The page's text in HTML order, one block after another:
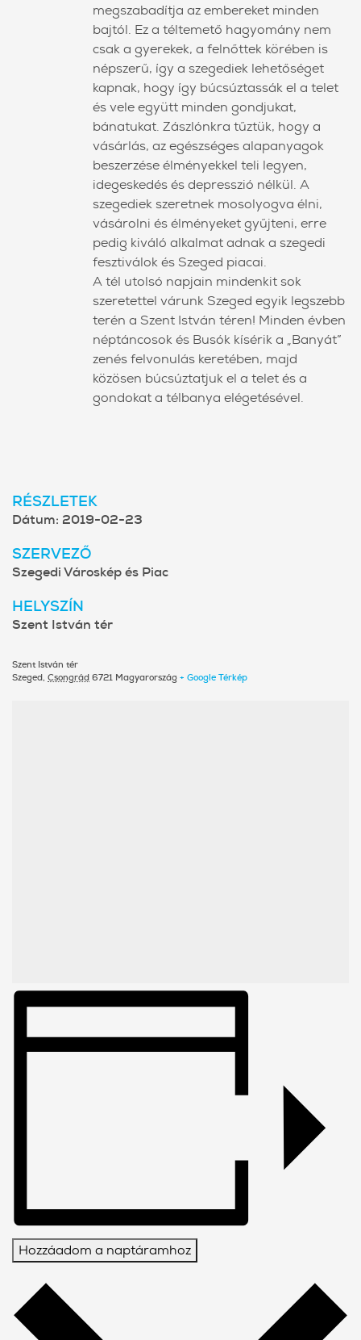
megszabadítja az embereket minden
bajtól. Ez a téltemető hagyomány nem
csak a gyerekek, a felnőttek körében is
népszerű, így a szegediek lehetőséget
kapnak, hogy így búcsúztassák el a telet
és vele együtt minden gondjukat,
bánatukat. Zászlónkra tűztük, hogy a
vásárlás, az egészséges alapanyagok
beszerzése élményekkel teli legyen,
idegeskedés és depresszió nélkül. A
szegediek szeretnek mosolyogva élni,
vásárolni és élményeket gyűjteni, erre
pedig kiváló alkalmat adnak a szegedi
fesztiválok és Szeged piacai.
A tél utolsó napjain mindenkit sok
szeretettel várunk Szeged egyik legszebb
terén a Szent István téren! Minden évben
néptáncosok és Busók kísérik a „Banyát”
zenés felvonulás keretében, majd
közösen búcsúztatjuk el a telet és a
gondokat a télbanya elégetésével.
RÉSZLETEK
Dátum: 2019-02-23
SZERVEZŐ
Szegedi Városkép és Piac
HELYSZÍN
Szent István tér
Szent István tér
Szeged, Csongrád 6721 Magyarország + Google Térkép
Hozzáadom a naptáramhoz